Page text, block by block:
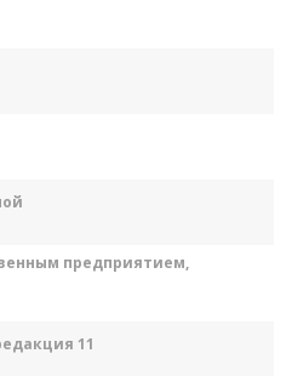
предприятием,
11